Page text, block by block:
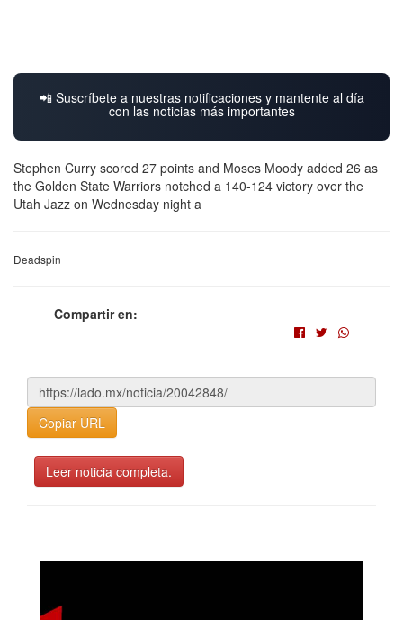
📲 Suscríbete a nuestras notificaciones y mantente al día
con las noticias más importantes
Stephen Curry scored 27 points and Moses Moody added 26 as
the Golden State Warriors notched a 140-124 victory over the
Utah Jazz on Wednesday night a
Deadspin
Compartir en:
Copiar URL
Leer noticia completa.